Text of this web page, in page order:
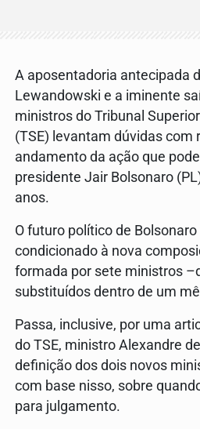
A aposentadoria antecipada
Lewandowski e a iminente
ministros do Tribunal
(TSE) levantam dúvidas com
andamento da ação que
presidente Jair Bolsonaro
anos.
O futuro político de
condicionado à nova
formada por sete ministros
substituídos dentro de um
Passa, inclusive, por uma
do TSE, ministro Alexandre
definição dos dois novos
com base nisso, sobre
para julgamento.